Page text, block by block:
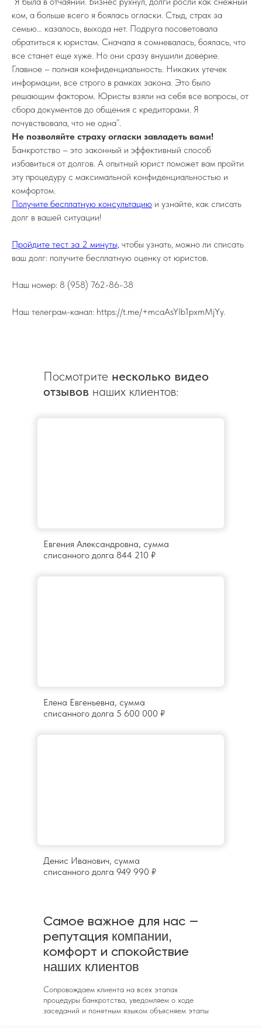
ком, а больше всего я боялась огласки. Стыд, страх за
семью… казалось, выхода нет. Подруга посоветовала
обратиться к юристам. Сначала я сомневалась, боялась, что
все станет еще хуже. Но они сразу внушили доверие.
Главное – полная конфиденциальность. Никаких утечек
информации, все строго в рамках закона. Это было
решающим фактором. Юристы взяли на себя все вопросы, от
сбора документов до общения с кредиторами. Я
почувствовала, что не одна”.
Не позволяйте страху огласки завладеть вами!
Банкротство – это законный и эффективный способ
избавиться от долгов. А опытный юрист поможет вам пройти
эту процедуру с максимальной конфиденциальностью и
комфортом.
Получите бесплатную консультацию и узнайте, как списать
долг в вашей ситуации!
Пройдите тест за 2 минуты, чтобы узнать, можно ли списать
ваш долг: получите бесплатную оценку от юристов.
Наш номер: 8 (958) 762-86-38
Наш телеграм-канал: https://t.me/+mcaAsYIb1pxmMjYy.
Посмотрите несколько видео
отзывов наших клиентов:
Евгения Александровна, сумма
списанного долга 844 210 ₽
Елена Евгеньевна, сумма
списанного долга 5 600 000 ₽
Денис Иванович, сумма
списанного долга 949 990 ₽
Самое важное для нас —
репутация компании,
комфорт и спокойствие
наших клиентов
Сопровождаем клиента на всех этапах
процедуры банкротства, уведомляем о ходе
заседаний и понятным языком объясняем этапы